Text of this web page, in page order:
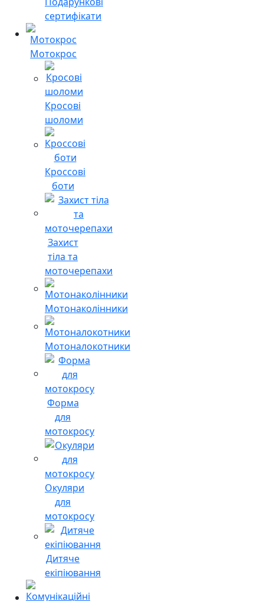
сертифікати
Мотокрос
Кросові
шоломи
Кроссові
боти
Захист
тіла та
моточерепахи
Мотонаколінники
Мотоналокотники
Форма
для
мотокросу
Окуляри
для
мотокросу
Дитяче
екіпіювання